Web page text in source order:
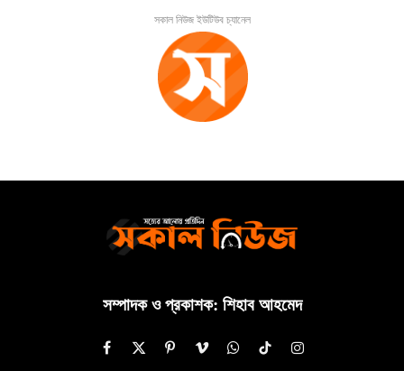
সকাল নিউজ ইউটিউব চ্যানেল
সম্পাদক ও প্রকাশক: শিহাব আহমেদ
Facebook
X
PinterestVimeoWhatsAppTikTokInstagram